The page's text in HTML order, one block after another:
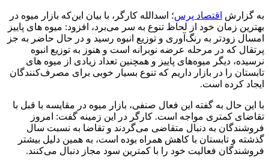
به گزارش اقتصاد پرس؛ اسدالله کارگر، با بیان این‌که بازار میوه در
بهترین زمان خود از لحاظ تنوع به سر می‌برد، افزود: میوه های پاییز
امسال زودتر به رنگ‌آوری و توزیع انبوه رسید و در حال حاضر به جز
پرتقال که در مرحله عرضه نوبرانه است و هنوز به توزیع انبوه
نرسیده، دیگر میوه‌های پاییز و همچنین تعداد زیادی از میوه های
تابستان را در بازار داریم که تنوع بسیار خوبی برای مصرف‌کنندگان
ایجاد کرده است.
با این حال به گفته این فعال صنفی، بازار میوه در مقایسه با قبل با
تقاضای کمتری مواجه است. کارگر در این زمینه گفت: امروز
فروشندگان به دنبال متقاضی می‌گردند و تقاضا به نسبت سال
گذشته و تابستان با کاهش همراه بوده است، به همین دلیل بیشتر
فروشندگان فعالیت خود را با کمترین سود مجاز دنبال می‌کنند.